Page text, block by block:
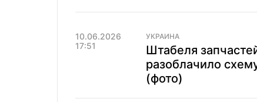
10.06.2026
17:51
УКРАИНА
Штабеля
разоблачило
(фото)